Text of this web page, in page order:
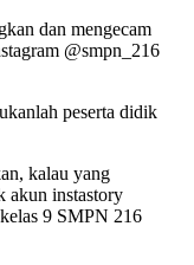
dan mengecam
@smpn_216
peserta didik
kalau yang
akun instastory
9 SMPN 216